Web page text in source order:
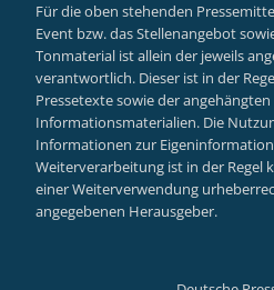
Für die oben stehenden
Event bzw. das Stellenangebot
Tonmaterial ist allein der jeweils
verantwortlich. Dieser ist in der
Pressetexte sowie der
Informationsmaterialien. Die
Informationen zur
Weiterverarbeitung ist in der Regel
einer Weiterverwendung
angegebenen Herausgeber.